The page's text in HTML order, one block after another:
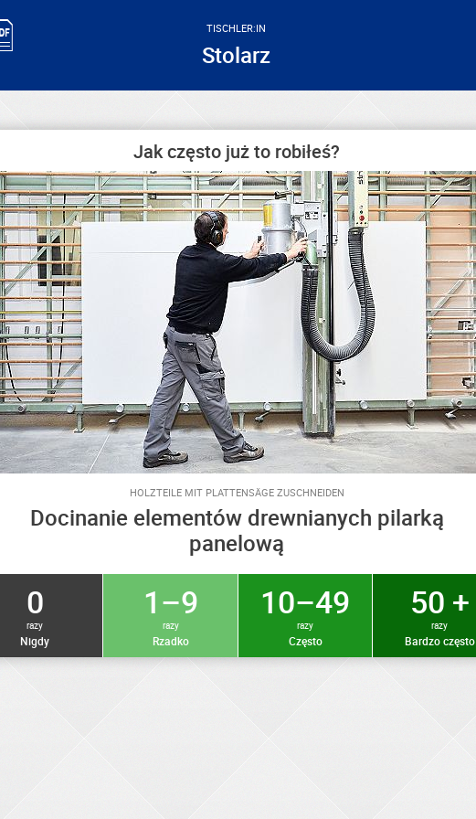
TISCHLER:IN
Stolarz
Jak często już to robiłeś?
HOLZTEILE MIT PLATTENSÄGE ZUSCHNEIDEN
Docinanie elementów drewnianych pilarką
panelową
0
razy
Nigdy
1–9
razy
Rzadko
10–49
razy
Często
50 +
razy
Bardzo często